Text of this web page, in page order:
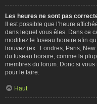
Les heures ne sont pas
Il est possible que l’heure
dans lequel vous êtes. Dans ce
modifiez le fuseau horaire afin
trouvez (ex : Londres, Paris,
du fuseau horaire, comme la
membres du forum. Donc si vous
pour le faire.
Haut